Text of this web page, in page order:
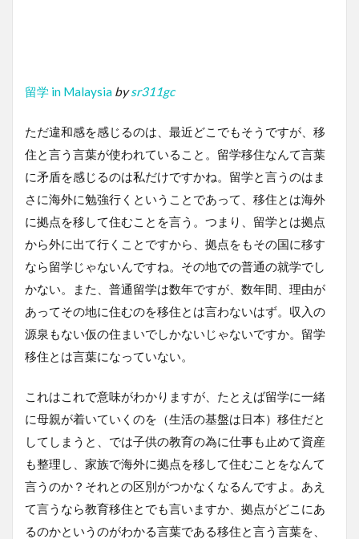
留学 in Malaysia bysr311gc
ただ違和感を感じるのは、最近どこでもそうですが、移
住と言う言葉が使われていること。留学移住なんて言葉
に矛盾を感じるのは私だけですかね。留学と言うのはま
さに海外に勉強行くということであって、移住とは海外
に拠点を移して住むことを言う。つまり、留学とは拠点
から外に出て行くことですから、拠点をもその国に移す
なら留学じゃないんですね。その地での普通の就学でし
かない。また、普通留学は数年ですが、数年間、理由が
あってその地に住むのを移住とは言わないはず。収入の
源泉もない仮の住まいでしかないじゃないですか。留学
移住とは言葉になっていない。
これはこれで意味がわかりますが、たとえば留学に一緒
に母親が着いていくのを（生活の基盤は日本）移住だと
してしまうと、では子供の教育の為に仕事も止めて資産
も整理し、家族で海外に拠点を移して住むことをなんて
言うのか？それとの区別がつかなくなるんですよ。あえ
て言うなら教育移住とでも言いますか、拠点がどこにあ
るのかというのがわかる言葉である移住と言う言葉を、